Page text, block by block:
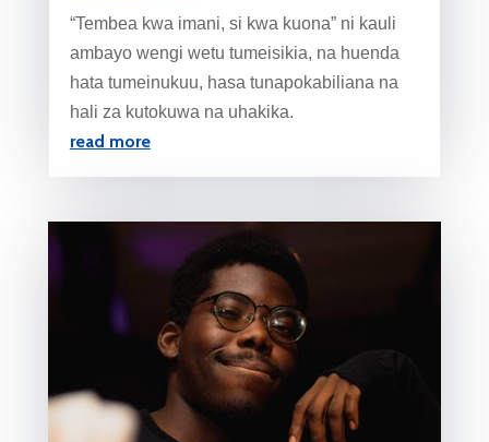
“Tembea kwa imani, si kwa kuona” ni kauli
ambayo wengi wetu tumeisikia, na huenda
hata tumeinukuu, hasa tunapokabiliana na
hali za kutokuwa na uhakika.
read more